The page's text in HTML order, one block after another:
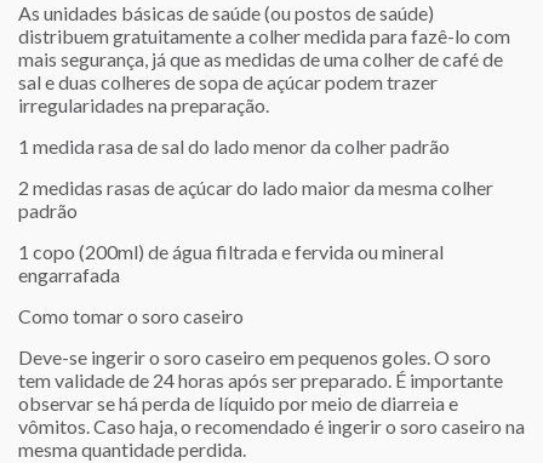
As unidades básicas de saúde (ou postos de saúde)
distribuem gratuitamente a colher medida para fazê-lo com
mais segurança, já que as medidas de uma colher de café de
sal e duas colheres de sopa de açúcar podem trazer
irregularidades na preparação.
1 medida rasa de sal do lado menor da colher padrão
2 medidas rasas de açúcar do lado maior da mesma colher
padrão
1 copo (200ml) de água filtrada e fervida ou mineral
engarrafada
Como tomar o soro caseiro
Deve-se ingerir o soro caseiro em pequenos goles. O soro
tem validade de 24 horas após ser preparado. É importante
observar se há perda de líquido por meio de diarreia e
vômitos. Caso haja, o recomendado é ingerir o soro caseiro na
mesma quantidade perdida.